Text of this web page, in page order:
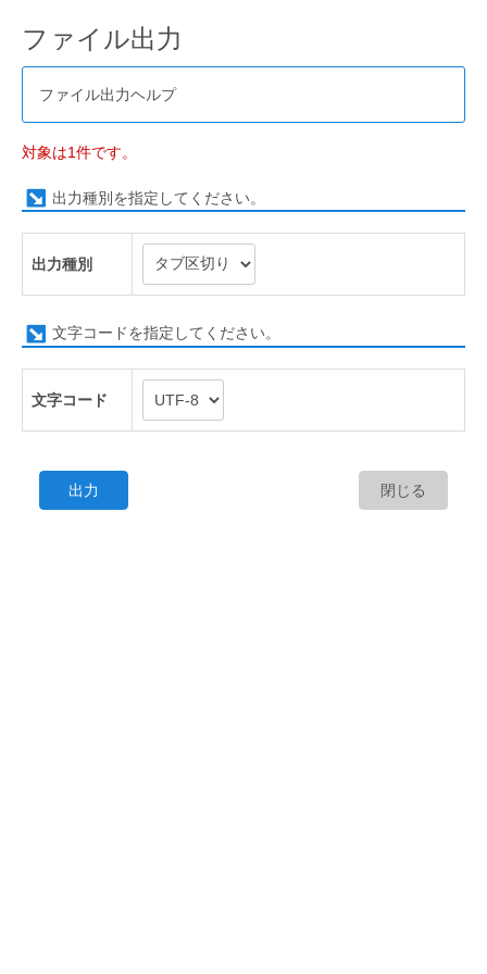
ファイル出力
ファイル出力ヘルプ
対象は1件です。
出力種別を指定してください。
出力種別
文字コードを指定してください。
文字コード